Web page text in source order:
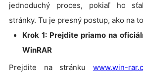
jednoduchý proces, pokiaľ ho
stránky. Tu je presný postup, ako na
Krok 1: Prejdite priamo na
WinRAR
Prejdite na stránku www.win-